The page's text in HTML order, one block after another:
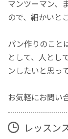
マンツーマン、
ので、細かいと
パン作りのこと
として、人とし
ンしたいと思っ
お気軽にお問い
レッスン